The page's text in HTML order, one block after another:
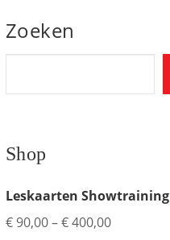
Zoeken
Shop
Leskaarten Showtraining
€ 90,00–€400,00